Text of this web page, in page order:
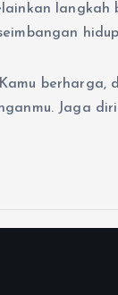
langkah
berharga,
Jaga